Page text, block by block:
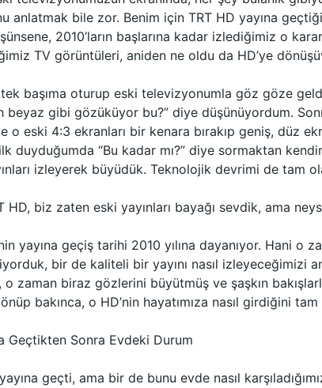
anlatmak bile zor. Benim için TRT HD yayına
2010’ların başlarına kadar izlediğimiz o
TV görüntüleri, aniden ne oldu da HD’ye
tek başıma oturup eski televizyonumla göz göze
beyaz gibi gözüküyor bu?” diye düşünüyordum.
o eski 4:3 ekranları bir kenara bırakıp geniş, düz
duyduğumda “Bu kadar mı?” diye sormaktan
izleyerek büyüdük. Teknolojik devrimi de tam
HD, biz zaten eski yayınları bayağı sevdik, ama
yayına geçiş tarihi 2010 yılına dayanıyor. Hani o
bir de kaliteli bir yayını nasıl izleyeceğimizi
o zaman biraz gözlerini büyütmüş ve şaşkın
bakınca, o HD’nin hayatımıza nasıl girdiğini
Geçtikten Sonra Evdeki Durum
geçti, ama bir de bunu evde nasıl